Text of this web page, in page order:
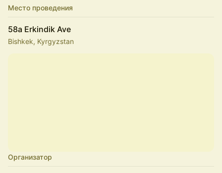
Место проведения
58a Erkindik Ave
Bishkek, Kyrgyzstan
Организатор